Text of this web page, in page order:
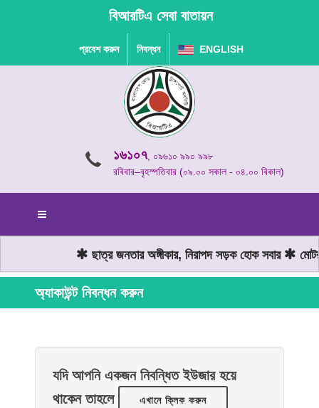
বিআরটিএ সেবা বাতায়ন
প্রবেশ করুন নিবন্ধন ENGLISH
১৬১০৭, ০৯৬১০ ৯৯০ ৯৯৮
রবিবার–বৃহস্পতিবার (০৯.০০ সকাল - ০৪.০০ বিকাল)
ছাত্র জনতার অঙ্গীকার, নিরাপদ সড়ক হোক সবার
অ্যাকাউন্ট নিবন্ধন করুন
যদি আপনি একজন নিবন্ধিত ইউজার হয়ে
থাকেন তাহলে
এখানে ক্লিক করুন